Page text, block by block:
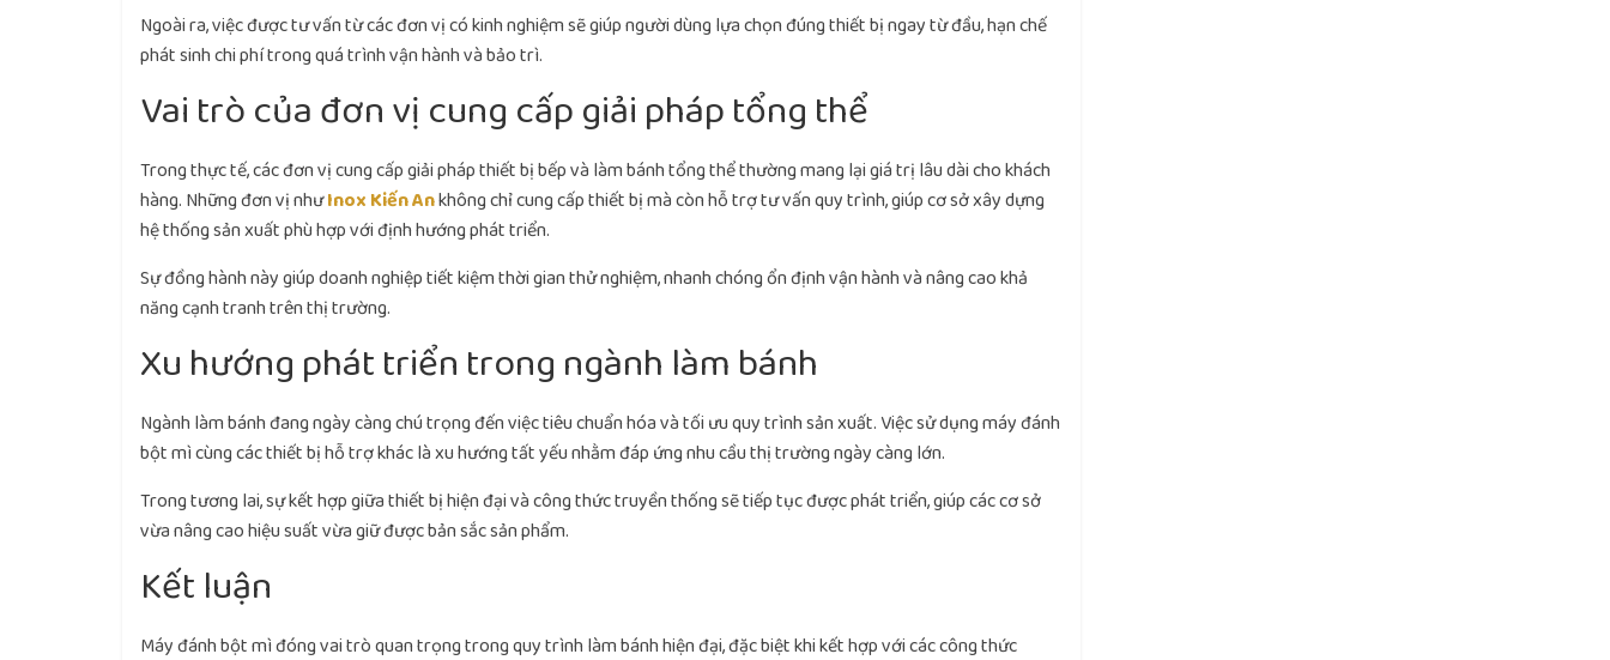
Ngoài ra, việc được tư vấn từ các đơn vị có kinh nghiệm sẽ giúp người dùng lựa chọn đúng thiết bị ngay từ đầu, hạn chế
phát sinh chi phí trong quá trình vận hành và bảo trì.
Vai trò của đơn vị cung cấp giải pháp tổng thể
Trong thực tế, các đơn vị cung cấp giải pháp thiết bị bếp và làm bánh tổng thể thường mang lại giá trị lâu dài cho khách
hàng. Những đơn vị nhưInox Kiến Ankhông chỉ cung cấp thiết bị mà còn hỗ trợ tư vấn quy trình, giúp cơ sở xây dựng
hệ thống sản xuất phù hợp với định hướng phát triển.
Sự đồng hành này giúp doanh nghiệp tiết kiệm thời gian thử nghiệm, nhanh chóng ổn định vận hành và nâng cao khả
năng cạnh tranh trên thị trường.
Xu hướng phát triển trong ngành làm bánh
Ngành làm bánh đang ngày càng chú trọng đến việc tiêu chuẩn hóa và tối ưu quy trình sản xuất. Việc sử dụng máy đánh
bột mì cùng các thiết bị hỗ trợ khác là xu hướng tất yếu nhằm đáp ứng nhu cầu thị trường ngày càng lớn.
Trong tương lai, sự kết hợp giữa thiết bị hiện đại và công thức truyền thống sẽ tiếp tục được phát triển, giúp các cơ sở
vừa nâng cao hiệu suất vừa giữ được bản sắc sản phẩm.
Kết luận
Máy đánh bột mì đóng vai trò quan trọng trong quy trình làm bánh hiện đại, đặc biệt khi kết hợp với các công thức